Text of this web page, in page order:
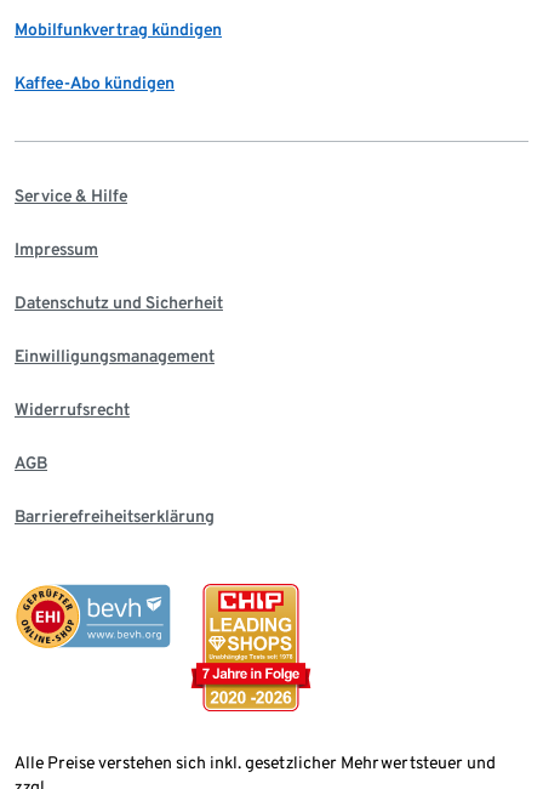
Mobilfunkvertrag kündigen
Kaffee-Abo kündigen
Service & Hilfe
Impressum
Datenschutz und Sicherheit
Einwilligungsmanagement
Widerrufsrecht
AGB
Barrierefreiheitserklärung
Alle Preise verstehen sich inkl. gesetzlicher Mehrwertsteuer und